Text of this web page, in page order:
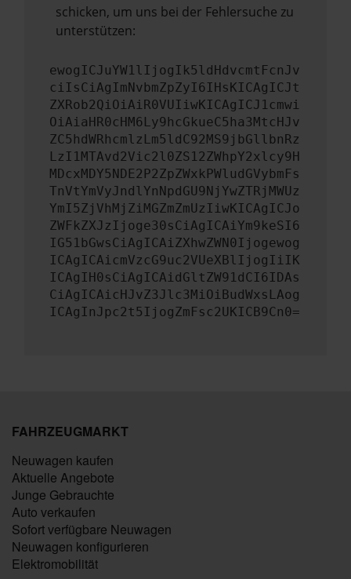
schicken, um uns bei der Fehlersuche zu
unterstützen:
ewogICJuYW1lIjogIk5ldHdvcmtFcnJv
ciIsCiAgImNvbmZpZyI6IHsKICAgICJt
ZXRob2QiOiAiR0VUIiwKICAgICJ1cmwi
OiAiaHR0cHM6Ly9hcGkueC5ha3MtcHJv
ZC5hdWRhcmlzLm5ldC92MS9jbGllbnRz
LzI1MTAvd2Vic2l0ZS12ZWhpY2xlcy9H
MDcxMDY5NDE2P2ZpZWxkPWludGVybmFs
TnVtYmVyJndlYnNpdGU9NjYwZTRjMWUz
YmI5ZjVhMjZiMGZmZmUzIiwKICAgICJo
ZWFkZXJzIjoge30sCiAgICAiYm9keSI6
IG51bGwsCiAgICAiZXhwZWN0Ijogewog
ICAgICAicmVzcG9uc2VUeXBlIjogIiIK
ICAgIH0sCiAgICAidGltZW91dCI6IDAs
CiAgICAicHJvZ3Jlc3MiOiBudWxsLAog
ICAgInJpc2t5IjogZmFsc2UKICB9Cn0=
FAHRZEUGMARKT
Neuwagen kaufen
Aktuelle Angebote
Junge Gebrauchte
Auto verkaufen
Sofort verfügbare Neuwagen
Neuwagen konfigurieren
Elektromobilität